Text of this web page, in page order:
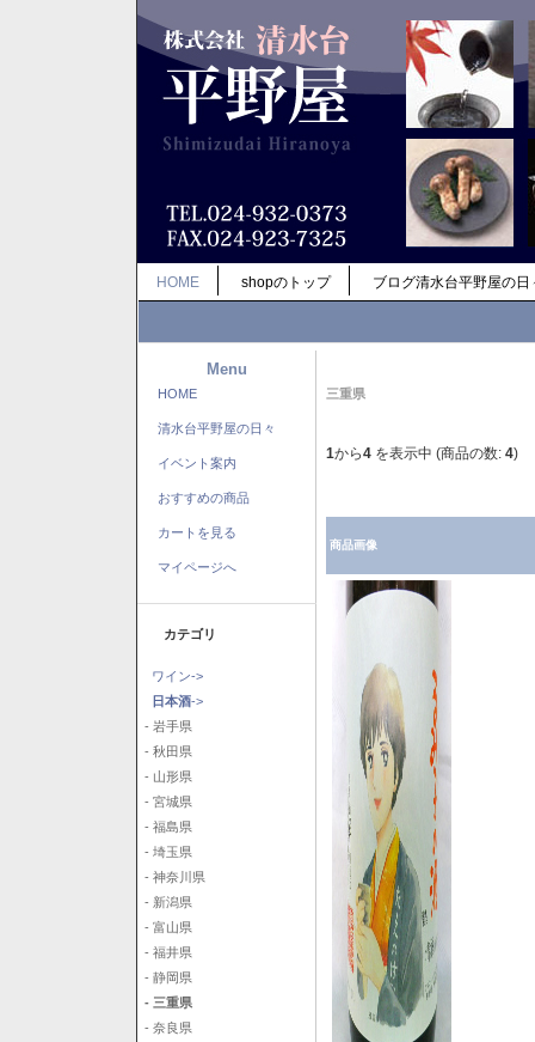
HOME shopのトップ ブログ清水台平野屋の日
Menu
HOME
清水台平野屋の日々
イベント案内
おすすめの商品
カートを見る
マイページへ
カテゴリ
ワイン->
日本酒->
- 岩手県
- 秋田県
- 山形県
- 宮城県
- 福島県
- 埼玉県
- 神奈川県
- 新潟県
- 富山県
- 福井県
- 静岡県
- 三重県
- 奈良県
三重県
1から4 を表示中 (商品の数: 4)
商品画像